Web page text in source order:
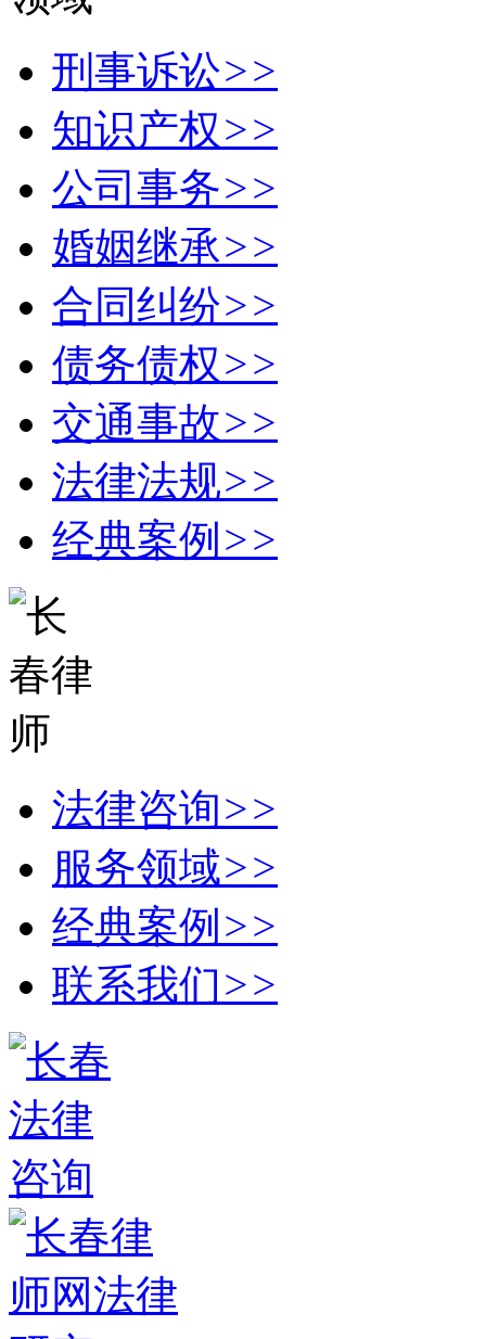
刑事诉讼>>
知识产权>>
公司事务>>
婚姻继承>>
合同纠纷>>
债务债权>>
交通事故>>
法律法规>>
经典案例 >>
法律咨询>>
服务领域>>
经典案例 >>
联系我们>>